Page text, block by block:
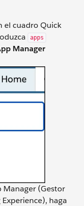
el cuadro Quick
apps
Manager
Manager (Gestor
haga